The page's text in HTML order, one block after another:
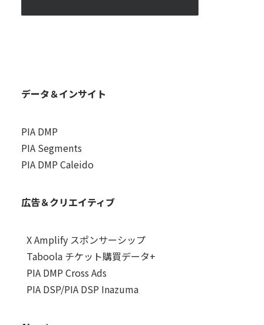
データ＆インサイト
PIA DMP
PIA Segments
PIA DMP Caleido
広告＆クリエイティブ
X Amplify スポンサーシップ
Taboola チケット購買データ+
PIA DMP Cross Ads
PIA DSP/PIA DSP Inazuma